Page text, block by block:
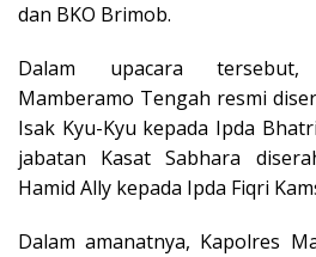
dan BKO Brimob.
Dalam upacara
Mamberamo Tengah resmi
Isak Kyu-Kyu kepada Ipda
jabatan Kasat Sabhara
Hamid Ally kepada Ipda Fiqri
Dalam amanatnya, Kapolres